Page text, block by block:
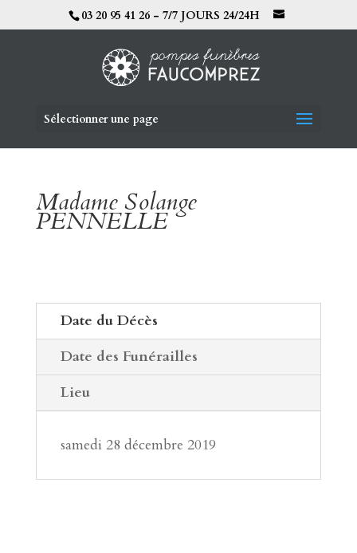
03 20 95 41 26 - 7/7 JOURS 24/24H
Sélectionner une page
Madame Solange
PENNELLE
Date du Décès
Date des Funérailles
Lieu
samedi 28 décembre 2019